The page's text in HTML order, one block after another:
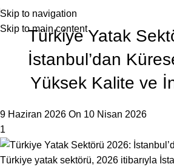
Skip to navigation
Skip to main content
Türkiye Yatak
İstanbul’dan
Yüksek Kalite ve
9 Haziran 2026 On 10 Nisan 2026
1
Türkiye yatak sektörü, 2026 itibarıyla